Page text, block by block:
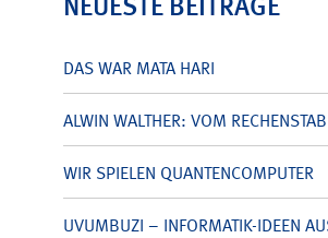
DAS WAR MATA HARI
ALWIN WALTHER: VOM
WIR SPIELEN QUANTENCOMPUTER
UVUMBUZI – INFORMATIK-IDEEN